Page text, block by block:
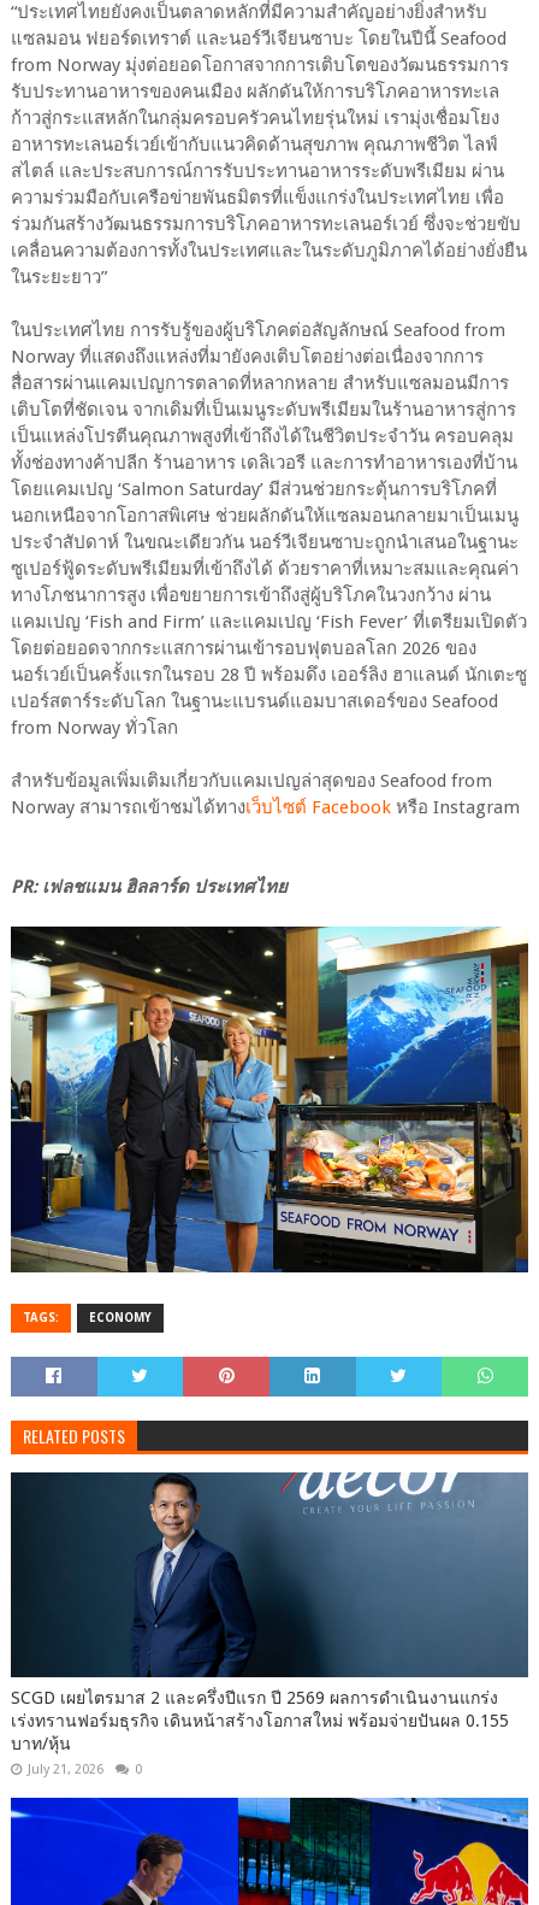
“ประเทศไทยยังคงเป็นตลาดหลักที่มีความสำคัญอย่างยิ่งสำหรับ
แซลมอน ฟยอร์ดเทราต์ และนอร์วีเจียนซาบะ โดยในปีนี้ Seafood
from Norway มุ่งต่อยอดโอกาสจากการเติบโตของวัฒนธรรมการ
รับประทานอาหารของคนเมือง ผลักดันให้การบริโภคอาหารทะเล
ก้าวสู่กระแสหลักในกลุ่มครอบครัวคนไทยรุ่นใหม่ เรามุ่งเชื่อมโยง
อาหารทะเลนอร์เวย์เข้ากับแนวคิดด้านสุขภาพ คุณภาพชีวิต ไลฟ์
สไตล์ และประสบการณ์การรับประทานอาหารระดับพรีเมียม ผ่าน
ความร่วมมือกับเครือข่ายพันธมิตรที่แข็งแกร่งในประเทศไทย เพื่อ
ร่วมกันสร้างวัฒนธรรมการบริโภคอาหารทะเลนอร์เวย์ ซึ่งจะช่วยขับ
เคลื่อนความต้องการทั้งในประเทศและในระดับภูมิภาคได้อย่างยั่งยืน
ในระยะยาว”
ในประเทศไทย การรับรู้ของผู้บริโภคต่อสัญลักษณ์ Seafood from
Norway ที่แสดงถึงแหล่งที่มายังคงเติบโตอย่างต่อเนื่องจากการ
สื่อสารผ่านแคมเปญการตลาดที่หลากหลาย สำหรับแซลมอนมีการ
เติบโตที่ชัดเจน จากเดิมที่เป็นเมนูระดับพรีเมียมในร้านอาหารสู่การ
เป็นแหล่งโปรตีนคุณภาพสูงที่เข้าถึงได้ในชีวิตประจำวัน ครอบคลุม
ทั้งช่องทางค้าปลีก ร้านอาหาร เดลิเวอรี และการทำอาหารเองที่บ้าน
โดยแคมเปญ ‘Salmon Saturday’ มีส่วนช่วยกระตุ้นการบริโภคที่
นอกเหนือจากโอกาสพิเศษ ช่วยผลักดันให้แซลมอนกลายมาเป็นเมนู
ประจำสัปดาห์ ในขณะเดียวกัน นอร์วีเจียนซาบะถูกนำเสนอในฐานะ
ซูเปอร์ฟู้ดระดับพรีเมียมที่เข้าถึงได้ ด้วยราคาที่เหมาะสมและคุณค่า
ทางโภชนาการสูง เพื่อขยายการเข้าถึงสู่ผู้บริโภคในวงกว้าง ผ่าน
แคมเปญ ‘Fish and Firm’ และแคมเปญ ‘Fish Fever’ ที่เตรียมเปิดตัว
โดยต่อยอดจากกระแสการผ่านเข้ารอบฟุตบอลโลก 2026 ของ
นอร์เวย์เป็นครั้งแรกในรอบ 28 ปี พร้อมดึง เออร์ลิง ฮาแลนด์ นักเตะซู
เปอร์สตาร์ระดับโลก ในฐานะแบรนด์แอมบาสเดอร์ของ Seafood
from Norway ทั่วโลก
สำหรับข้อมูลเพิ่มเติมเกี่ยวกับแคมเปญล่าสุดของ Seafood from
Norway สามารถเข้าชมได้ทางเว็บไซต์ Facebookหรือ Instagram
PR: เฟลชแมน ฮิลลาร์ด ประเทศไทย
TAGS: ECONOMY
RELATED POSTS
SCGD เผยไตรมาส 2 และครึ่งปีแรก ปี 2569 ผลการดำเนินงานแกร่ง
เร่งทรานฟอร์มธุรกิจ เดินหน้าสร้างโอกาสใหม่ พร้อมจ่ายปันผล 0.155
บาท/หุ้น
July 21, 2026 0